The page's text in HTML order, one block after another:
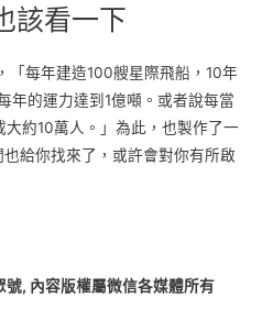
該看一下
「每年建造100艘星際飛船，10年
年的運力達到1億噸。或者說每當
約10萬人。」為此，也製作了一
給你找來了，或許會對你有所啟
, 內容版權屬微信各媒體所有